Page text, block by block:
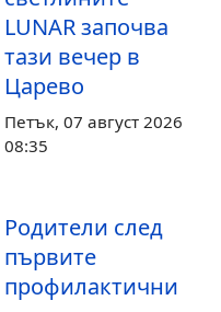
LUNAR започва
тази вечер в
Царево
Петък, 07 август 2026
08:35
Родители след
първите
профилактични